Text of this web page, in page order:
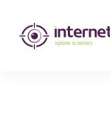
monitoring